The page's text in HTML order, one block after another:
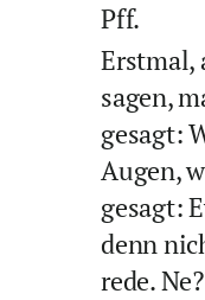
Pff.
Erstmal,
sagen,
gesagt:
Augen,
gesagt:
denn
rede. Ne?